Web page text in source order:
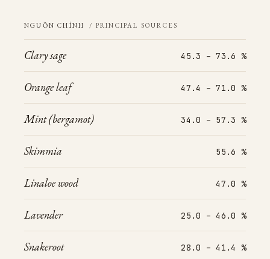
NGUỒN CHÍNH / PRINCIPAL SOURCES
Clary sage 45.3 – 73.6 %
Orange leaf 47.4 – 71.0 %
Mint (bergamot) 34.0 – 57.3 %
Skimmia 55.6 %
Linaloe wood 47.0 %
Lavender 25.0 – 46.0 %
Snakeroot 28.0 – 41.4 %